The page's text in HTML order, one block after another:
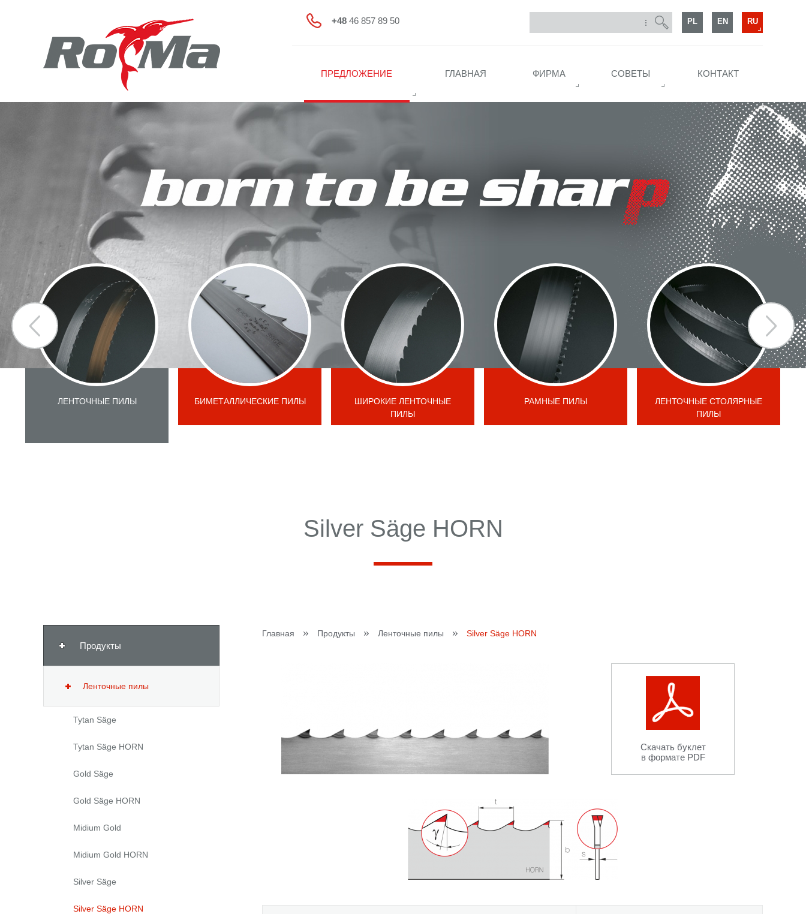
PL EN RU
+48 46 857 89 50
ПРЕДЛОЖЕНИЕ ГЛАВНАЯ ФИРМА СОВЕТЫ КОНТАКТ
ЛЕНТОЧНЫЕ ПИЛЫ БИМЕТАЛЛИЧЕСКИЕ ПИЛЫ
ШИРОКИЕ ЛЕНТОЧНЫЕ
ПИЛЫ
РАМНЫЕ ПИЛЫ
ЛЕНТОЧНЫЕ СТОЛЯРНЫЕ
ПИЛЫ
Silver Säge HORN
Главная » Продукты » Ленточные пилы » Silver Säge HORN
Скачать буклет
в формате PDF
Продукты
Ленточные пилы
Tytan Säge
Tytan Säge HORN
Gold Säge
Gold Säge HORN
Midium Gold
Midium Gold HORN
Silver Säge
Silver Säge HORN